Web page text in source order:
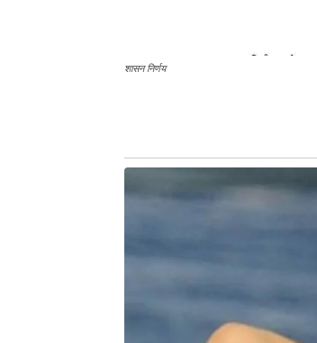
शासन निर्णय